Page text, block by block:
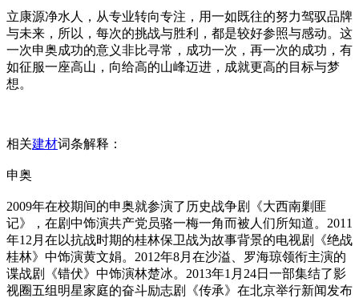
立康源净水人，从专业转向专注，用一如既往的努力驾驭品牌
与未来，所以，每次的挑战与胜利，都是较好参照与感动。这
一次申奥成功的意义非比寻常，成功一次，再一次的成功，有
如征服一座高山，向给高的山峰迈进，成就更高的目标与梦
想。
相关建材词条解释：
申奥
2009年在校期间的申奥就参演了历史战争剧《大西南剿匪
记》，在剧中饰演共产党员骆一梅一角而被人们所知道。2011
年12月在以抗战时期的桂林保卫战为故事背景的电视剧《绝战
桂林》中饰演黄文娟。2012年8月在沙溢、罗海琼领衔主演的
谍战剧《错伏》中饰演林楚冰。2013年1月24日一部集结了影
视圈五组明星家庭的奋斗励志剧《传承》在北京举行新闻发布